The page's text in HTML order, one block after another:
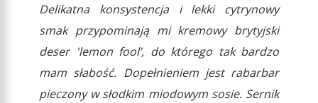
Delikatna konsystencja i lekki cytrynowy
smak przypominają mi kremowy brytyjski
deser 'lemon fool’, do którego tak bardzo
mam słabość. Dopełnieniem jest rabarbar
pieczony w słodkim miodowym sosie. Sernik